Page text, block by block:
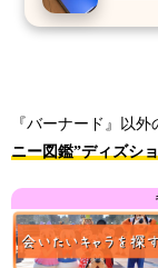
『バーナード』以
ニー図鑑”ディズシ